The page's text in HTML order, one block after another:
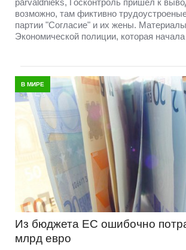
pārvaldnieks, Госконтроль пришел к
возможно, там фиктивно
партии "Согласие" и их жены.
Экономической полиции, которая
В МИРЕ
Из бюджета ЕС ошибочно
млрд евро